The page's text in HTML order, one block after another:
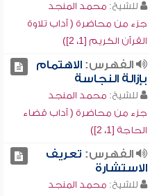
للشيخ: محمد المنجد
جزء من محاضرة ( آداب تلاوة
القرآن الكريم [1، 2])
الفهرس:الاهتمام
بإزالة النجاسة
للشيخ: محمد المنجد
جزء من محاضرة ( آداب قضاء
الحاجة [1، 2])
الفهرس: تعريف
الاستشارة
للشيخ: محمد المنجد